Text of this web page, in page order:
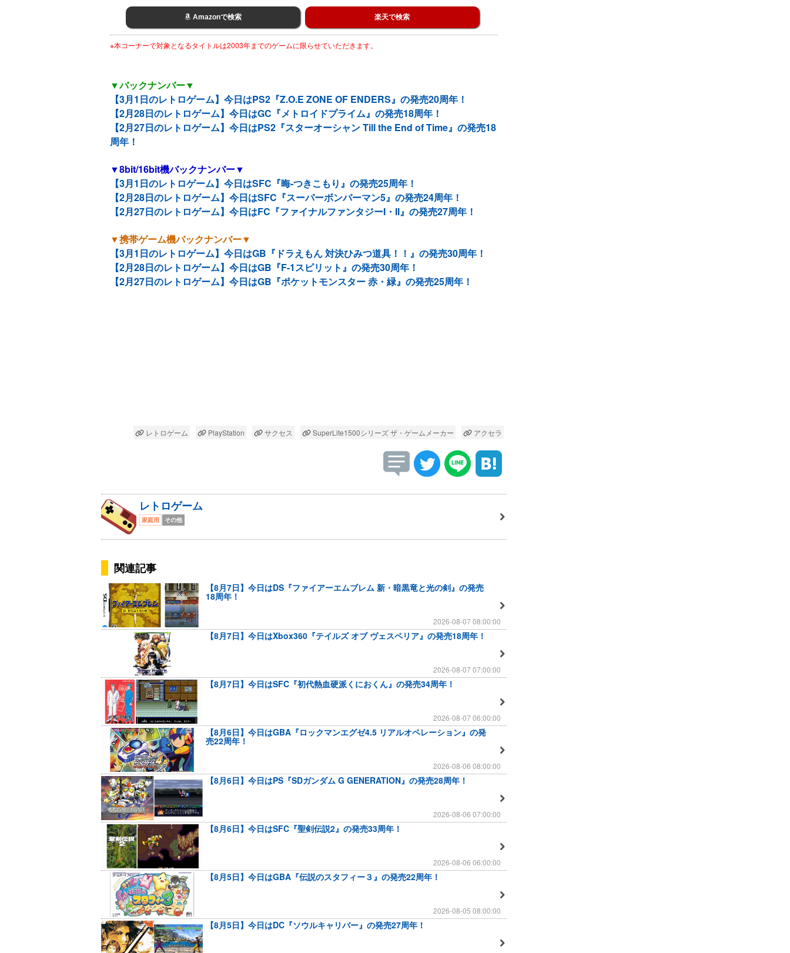
Amazonで検索 楽天で検索
※本コーナーで対象となるタイトルは2003年までのゲームに限らせていただきます。
▼バックナンバー▼
【3月1日のレトロゲーム】今日はPS2『Z.O.E ZONE OF ENDERS』の発売20周年！
【2月28日のレトロゲーム】今日はGC『メトロイドプライム』の発売18周年！
【2月27日のレトロゲーム】今日はPS2『スターオーシャン Till the End of Time』の発売18
周年！
▼8bit/16bit機バックナンバー▼
【3月1日のレトロゲーム】今日はSFC『晦-つきこもり』の発売25周年！
【2月28日のレトロゲーム】今日はSFC『スーパーボンバーマン5』の発売24周年！
【2月27日のレトロゲーム】今日はFC『ファイナルファンタジーI・II』の発売27周年！
▼携帯ゲーム機バックナンバー▼
【3月1日のレトロゲーム】今日はGB『ドラえもん 対決ひみつ道具！！』の発売30周年！
【2月28日のレトロゲーム】今日はGB『F-1スピリット』の発売30周年！
【2月27日のレトロゲーム】今日はGB『ポケットモンスター 赤・緑』の発売25周年！
レトロゲーム PlayStation サクセス SuperLite1500シリーズ ザ・ゲームメーカー アクセラ
レトロゲーム
家庭用 その他
関連記事
【8月7日】今日はDS『ファイアーエムブレム 新・暗黒竜と光の剣』の発売
18周年！
2026-08-07 08:00:00
【8月7日】今日はXbox360『テイルズ オブ ヴェスペリア』の発売18周年！
2026-08-07 07:00:00
【8月7日】今日はSFC『初代熱血硬派くにおくん』の発売34周年！
2026-08-07 06:00:00
【8月6日】今日はGBA『ロックマンエグゼ4.5 リアルオペレーション』の発
売22周年！
2026-08-06 08:00:00
【8月6日】今日はPS『SDガンダム G GENERATION』の発売28周年！
2026-08-06 07:00:00
【8月6日】今日はSFC『聖剣伝説2』の発売33周年！
2026-08-06 06:00:00
【8月5日】今日はGBA『伝説のスタフィー３』の発売22周年！
2026-08-05 08:00:00
【8月5日】今日はDC『ソウルキャリバー』の発売27周年！